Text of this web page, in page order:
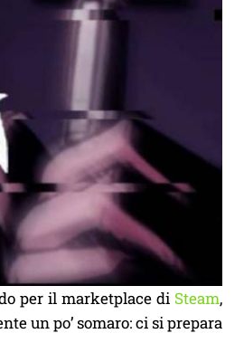
per il marketplace di Steam,
un po’ somaro: ci si prepara